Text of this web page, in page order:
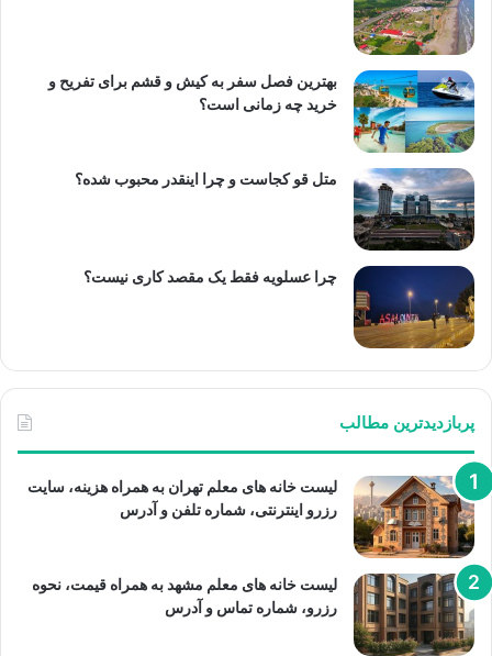
بهترین فصل سفر به کیش و قشم برای تفریح و
خرید چه زمانی است؟
متل قو کجاست و چرا اینقدر محبوب شده؟
چرا عسلویه فقط یک مقصد کاری نیست؟
پربازدیدترین مطالب
لیست خانه های معلم تهران به همراه هزینه، سایت
رزرو اینترنتی، شماره تلفن و آدرس
لیست خانه های معلم مشهد به همراه قیمت، نحوه
رزرو، شماره تماس و آدرس